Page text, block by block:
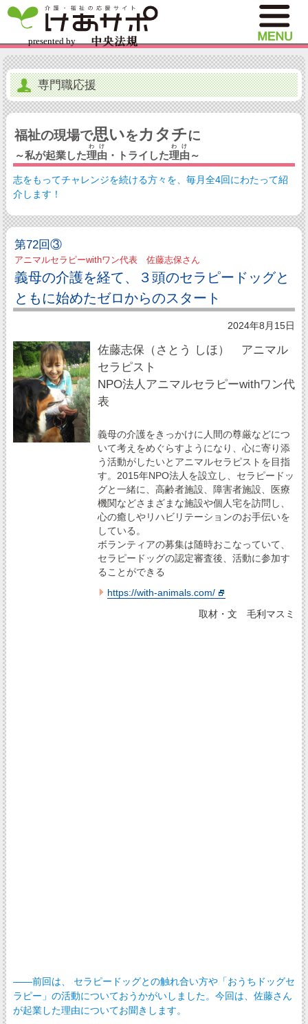
専門職応援
福祉の現場で思いをカタチに
～私が起業した理由
わけ
・トライした理由
わけ
～
志をもってチャレンジを続ける方々を、毎月全4回にわたって紹
介します！
第72回③
アニマルセラピーwithワン代表 佐藤志保さん
義母の介護を経て、３頭のセラピードッグと
ともに始めたゼロからのスタート
2024年8月15日
佐藤志保（さとう しほ） アニマル
セラピスト
NPO法人アニマルセラピーwithワン代
表
義母の介護をきっかけに人間の尊厳などにつ
いて考えをめぐらすようになり、心に寄り添
う活動がしたいとアニマルセラピストを目指
す。2015年NPO法人を設立し、セラピードッ
グと一緒に、高齢者施設、障害者施設、医療
機関などさまざまな施設や個人宅を訪問し、
心の癒しやリハビリテーションのお手伝いを
している。
ボランティアの募集は随時おこなっていて、
セラピードッグの認定審査後、活動に参加す
ることができる
https://with-animals.com/
取材・文 毛利マスミ
――前回は、 セラピードッグとの触れ合い方や「おうちドッグセ
ラピー」の活動についておうかがいしました。今回は、佐藤さん
が起業した理由についてお聞きします。